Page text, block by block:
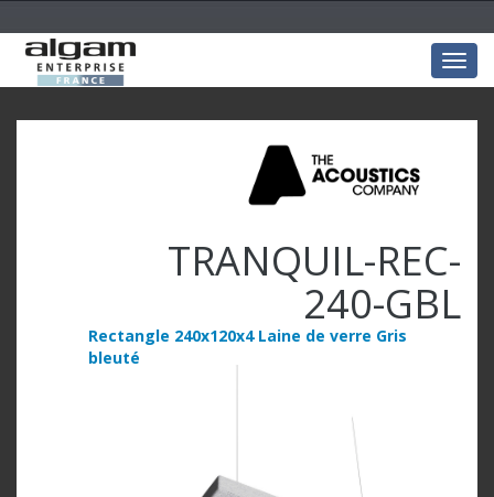
TRANQUIL-REC-
240-GBL
Rectangle 240x120x4 Laine de verre Gris
bleuté